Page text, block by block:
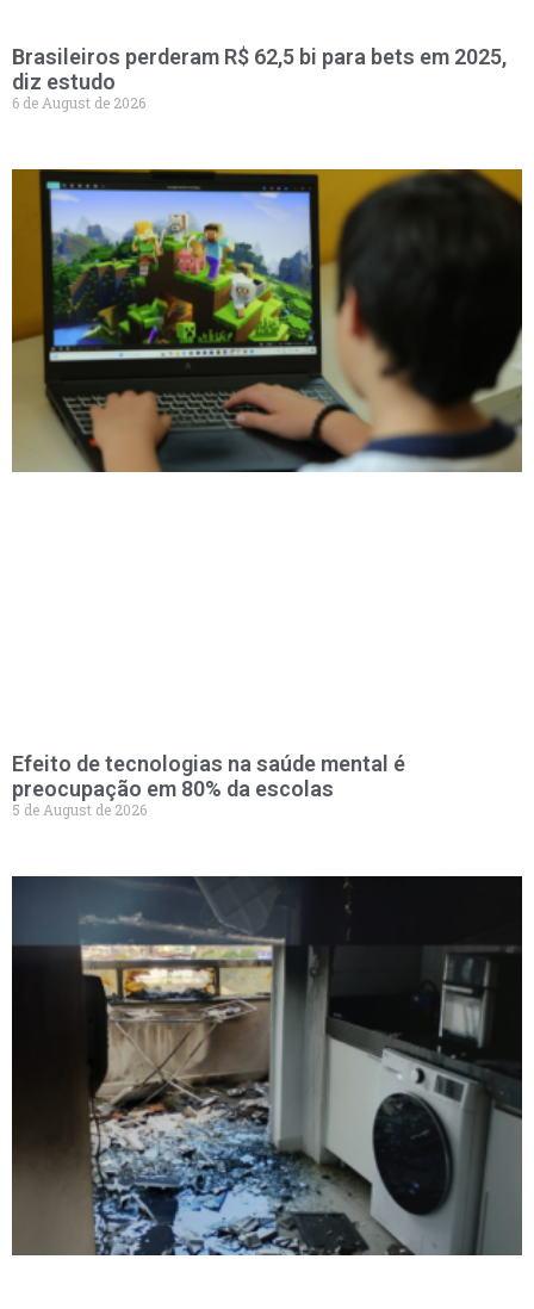
Brasileiros perderam R$ 62,5 bi para bets em 2025,
diz estudo
6 de August de 2026
Efeito de tecnologias na saúde mental é
preocupação em 80% da escolas
5 de August de 2026